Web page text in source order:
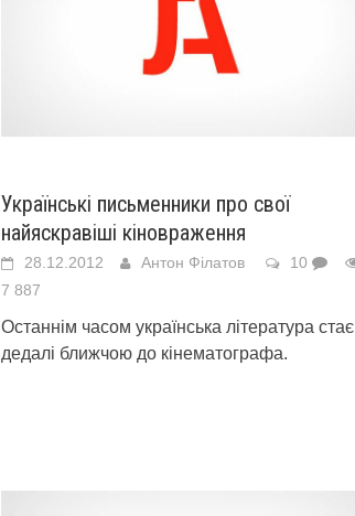
Українські письменники про свої
найяскравіші кіновраження
28.12.2012 Антон Філатов
10
7 887
Останнім часом українська література стає
дедалі ближчою до кінематографа.